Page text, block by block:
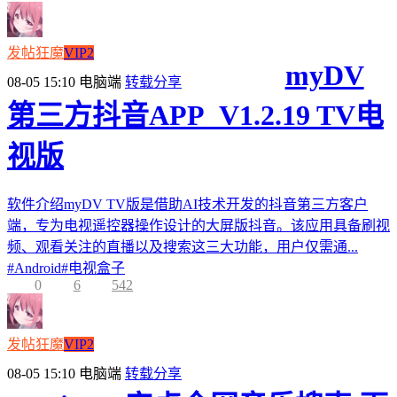
发帖狂魔VIP2
08-05 15:10 电脑端 转载分享
myDV
第三方抖音APP_V1.2.19 TV电
视版
软件介绍myDV TV版是借助AI技术开发的抖音第三方客户
端，专为电视遥控器操作设计的大屏版抖音。该应用具备刷视
频、观看关注的直播以及搜索这三大功能，用户仅需通...
#Android#电视盒子
0
6 542
发帖狂魔VIP2
08-05 15:10 电脑端 转载分享